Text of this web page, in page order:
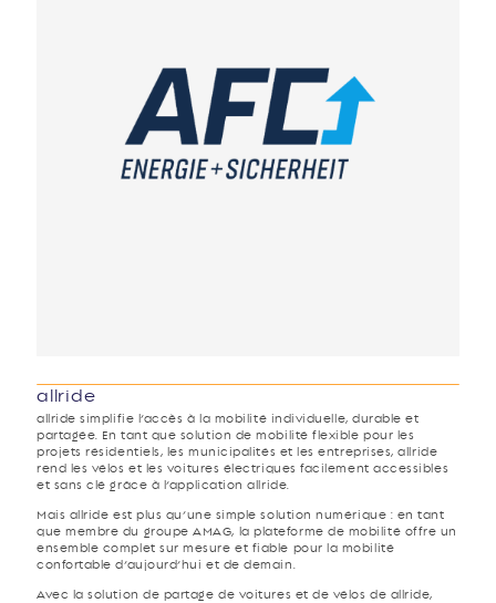
allride
allride simplifie l’accès à la mobilité individuelle, durable et
partagée. En tant que solution de mobilité flexible pour les
projets résidentiels, les municipalités et les entreprises, allride
rend les vélos et les voitures électriques facilement accessibles
et sans clé grâce à l’application allride.
Mais allride est plus qu’une simple solution numérique : en tant
que membre du groupe AMAG, la plateforme de mobilité offre un
ensemble complet sur mesure et fiable pour la mobilité
confortable d’aujourd’hui et de demain.
Avec la solution de partage de voitures et de vélos de allride,